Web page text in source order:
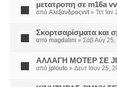
μετατροπη σε m16a
από Αλεξανδροςvvt» Τετ
Σκορτσαρίσματα και
από magdalini » Σάβ Αύγ
ΑΛΛΑΓΗ ΜΟΤΕΡ ΣΕ
από jplouto » Δευτ Ιουν 25,